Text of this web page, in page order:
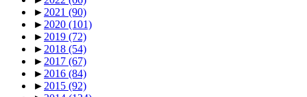
►2021 (90)
►2020 (101)
►2019 (72)
►2018 (54)
►2017 (67)
►2016 (84)
►2015 (92)